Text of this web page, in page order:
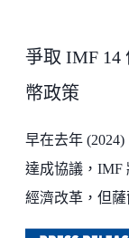
爭取 IMF 14
幣政策
早在去年
達成協議，IMF
經濟改革，但